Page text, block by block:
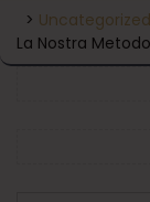
> Uncategorized
La Nostra